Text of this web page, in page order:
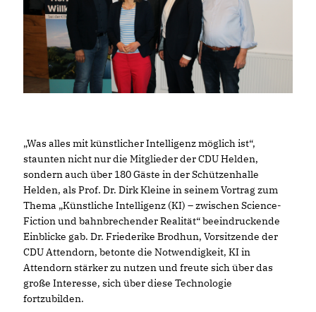
Was alles mit künstlicher Intelligenz möglich ist“,
staunten nicht nur die Mitglieder der CDU Helden,
sondern auch über 180 Gäste in der Schützenhalle
Helden, als Prof. Dr. Dirk Kleine in seinem Vortrag zum
Thema „Künstliche Intelligenz (KI) – zwischen Science-
Fiction und bahnbrechender Realität“ beeindruckende
Einblicke gab. Dr. Friederike Brodhun, Vorsitzende der
CDU Attendorn, betonte die Notwendigkeit, KI in
Attendorn stärker zu nutzen und freute sich über das
große Interesse, sich über diese Technologie
fortzubilden.